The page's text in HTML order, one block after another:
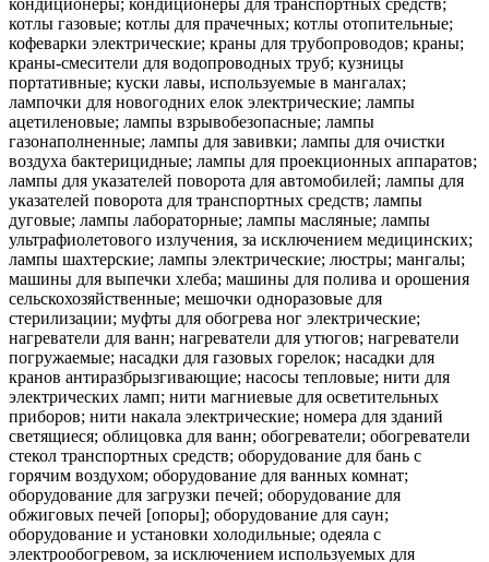
котлы газовые; котлы для прачечных; котлы отопительные;
кофеварки электрические; краны для трубопроводов; краны;
краны-смесители для водопроводных труб; кузницы
портативные; куски лавы, используемые в мангалах;
лампочки для новогодних елок электрические; лампы
ацетиленовые; лампы взрывобезопасные; лампы
газонаполненные; лампы для завивки; лампы для очистки
воздуха бактерицидные; лампы для проекционных аппаратов;
лампы для указателей поворота для автомобилей; лампы для
указателей поворота для транспортных средств; лампы
дуговые; лампы лабораторные; лампы масляные; лампы
ультрафиолетового излучения, за исключением медицинских;
лампы шахтерские; лампы электрические; люстры; мангалы;
машины для выпечки хлеба; машины для полива и орошения
сельскохозяйственные; мешочки одноразовые для
стерилизации; муфты для обогрева ног электрические;
нагреватели для ванн; нагреватели для утюгов; нагреватели
погружаемые; насадки для газовых горелок; насадки для
кранов антиразбрызгивающие; насосы тепловые; нити для
электрических ламп; нити магниевые для осветительных
приборов; нити накала электрические; номера для зданий
светящиеся; облицовка для ванн; обогреватели; обогреватели
стекол транспортных средств; оборудование для бань с
горячим воздухом; оборудование для ванных комнат;
оборудование для загрузки печей; оборудование для
обжиговых печей [опоры]; оборудование для саун;
оборудование и установки холодильные; одеяла с
электрообогревом, за исключением используемых для